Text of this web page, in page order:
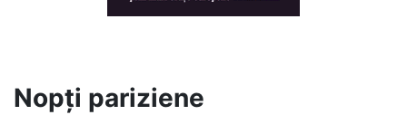
Nopți pariziene